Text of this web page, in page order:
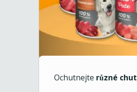
Ochutnejte různé